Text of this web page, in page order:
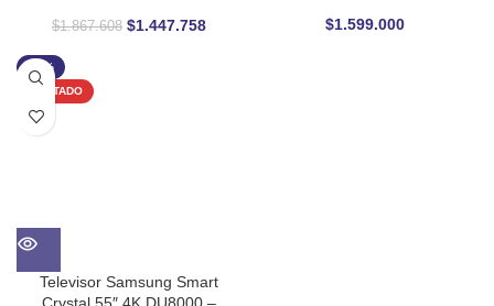
Negocios
$1.867.608 $1.447.758 $1.599.000
-23%
AGOTADO
Televisor Samsung Smart